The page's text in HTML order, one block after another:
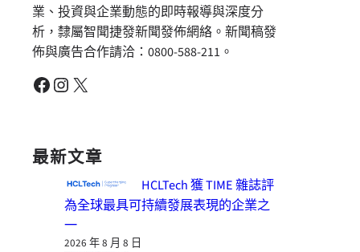
業、投資與企業動態的即時報導與深度分
析，隸屬智聞捷發新聞發佈網絡。新聞稿發
佈與廣告合作請洽：0800-588-211。
Facebook Instagram X
最新文章
HCLTech 獲 TIME 雜誌評
為全球最具可持續發展表現的企業之
一
2026 年 8 月 8 日